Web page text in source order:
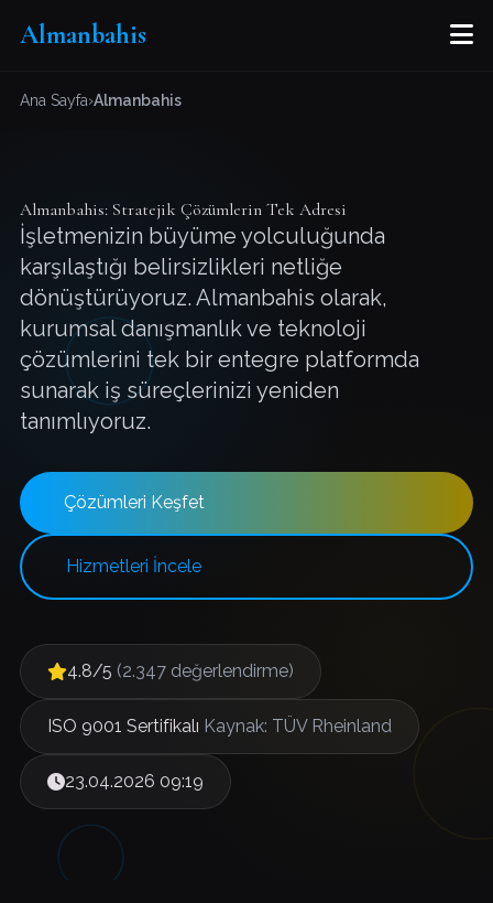
Almanbahis
Ana Sayfa›Almanbahis
Almanbahis: Stratejik Çözümlerin Tek Adresi
İşletmenizin büyüme yolculuğunda
karşılaştığı belirsizlikleri netliğe
dönüştürüyoruz. Almanbahis olarak,
kurumsal danışmanlık ve teknoloji
çözümlerini tek bir entegre platformda
sunarak iş süreçlerinizi yeniden
tanımlıyoruz.
Çözümleri Keşfet
Hizmetleri İncele
4.8/5 (2.347 değerlendirme)
ISO 9001 Sertifikalı Kaynak: TÜV Rheinland
23.04.2026 09:19